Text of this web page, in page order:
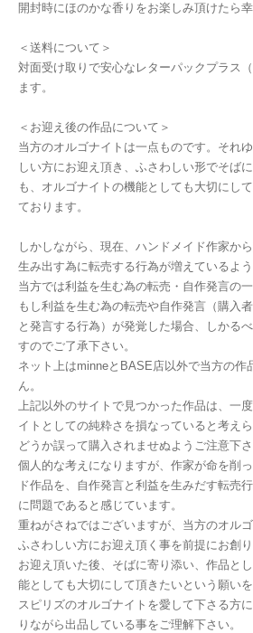
開封時にほのかな香りをお楽しみ頂けたら幸
＜送料について＞
対面受け取りで安心なレターパックプラス
ます。
＜お迎え後の作品について＞
当方のオルゴナイトは一点ものです。それ
しい方にお迎え頂き、ふさわしい形でそば
も、オルゴナイトの機能としても大切にし
ております。
しかしながら、現在、ハンドメイド作家か
生み出す為に転売する行為が増えているよう
当方では利益を生む為の転売・自作発言の
もし利益を生む為の転売や自作発言（購入
と発言する行為）が発覚した場合、しかる
すのでご了承下さい。
ネット上はminneとBASE店以外で当方の作
ん。
上記以外のサイトで見つかった作品は、一
イトとしての純粋さを損なっていると考えら
どうか誤って購入されませぬようご注意下さ
個人的な考えになりますが、作家が命を削
ド作品を、自作発言と利益を生みだす転売
に問題であると感じています。
重ねがさねではございますが、当方のオル
ふさわしい方にお迎え頂く事を前提にお創り
お迎え頂いた後、そばに寄り添い、作品と
能としても大切にして頂きたいという願いを
スピリズのオルゴナイトを愛して下さる方
りながら出品している事をご理解下さい。